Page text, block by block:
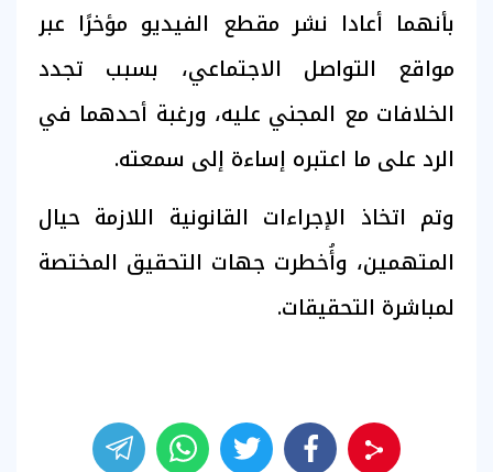
بأنهما أعادا نشر مقطع الفيديو مؤخرًا عبر
مواقع التواصل الاجتماعي، بسبب تجدد
الخلافات مع المجني عليه، ورغبة أحدهما في
الرد على ما اعتبره إساءة إلى سمعته.
وتم اتخاذ الإجراءات القانونية اللازمة حيال
المتهمين، وأُخطرت جهات التحقيق المختصة
لمباشرة التحقيقات.